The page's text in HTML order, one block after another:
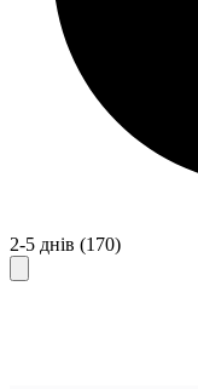
2-5 днів (170)